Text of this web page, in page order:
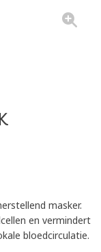
masker.
en vermindert
bloedcirculatie.